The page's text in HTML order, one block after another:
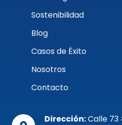
Sostenibilidad
Blog
Casos de Éxito
Nosotros
Contacto
Dirección:Calle 73